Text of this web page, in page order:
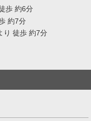
歩 約6分
約7分
り 徒歩 約7分